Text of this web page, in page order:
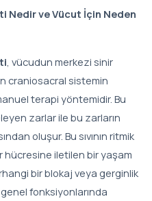
Nedir ve Vücut İçin Neden
, vücudun merkezi sinir
craniosacral sistemin
terapi yöntemidir. Bu
zarlar ile bu zarların
oluşur. Bu sıvının ritmik
hücresine iletilen bir yaşam
bir blokaj veya gerginlik
fonksiyonlarında